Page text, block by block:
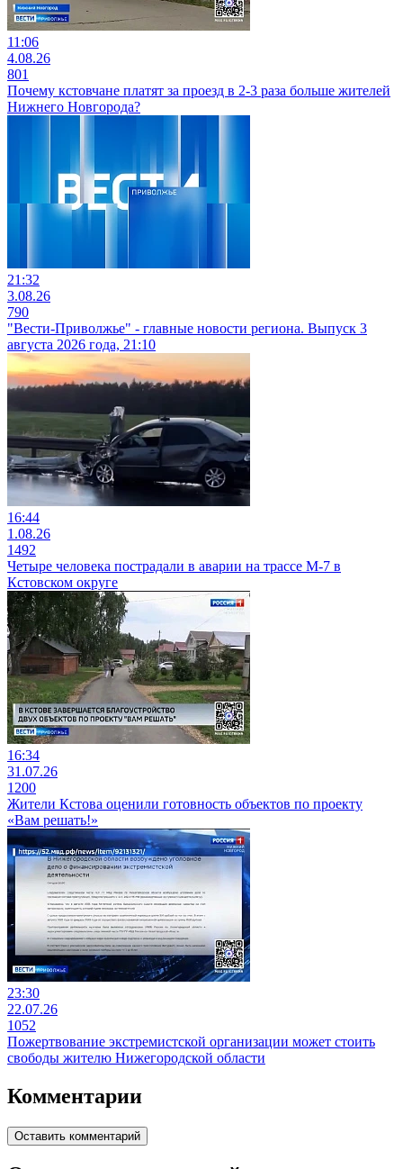
11:06
4.08.26
801
Почему кстовчане платят за проезд в 2-3 раза больше жителей
Нижнего Новгорода?
21:32
3.08.26
790
"Вести-Приволжье" - главные новости региона. Выпуск 3
августа 2026 года, 21:10
16:44
1.08.26
1492
Четыре человека пострадали в аварии на трассе М-7 в
Кстовском округе
16:34
31.07.26
1200
Жители Кстова оценили готовность объектов по проекту
«Вам решать!»
23:30
22.07.26
1052
Пожертвование экстремистской организации может стоить
свободы жителю Нижегородской области
Комментарии
Оставить комментарий